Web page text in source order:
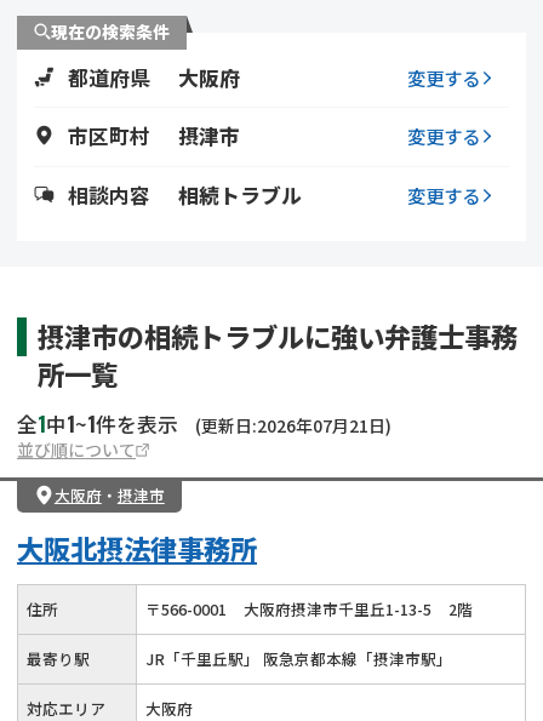
相続人調査
相続登記
現在の検索条件
都道府県 大阪府 変更する
市区町村 摂津市 変更する
相談内容 相続トラブル 変更する
摂津市の相続トラブルに強い弁護士事務
所一覧
全1中1~1件を表示
(更新日:2026年07月21日)
並び順について
大阪府・ 摂津市
大阪北摂法律事務所
住所 〒566-0001 大阪府摂津市千里丘1-13-5 2階
最寄り駅 JR「千里丘駅」 阪急京都本線「摂津市駅」
対応エリア 大阪府